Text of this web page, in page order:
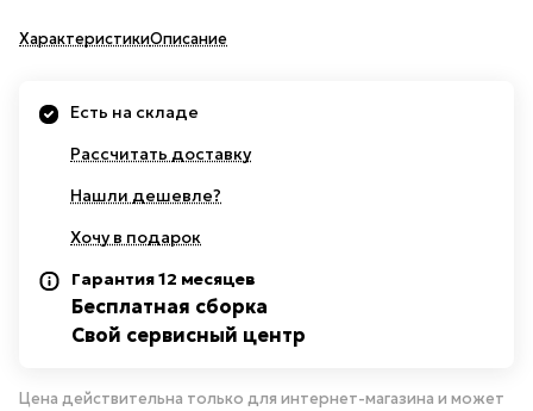
ХарактеристикиОписание
Есть на складе
Рассчитать доставку
Нашли дешевле?
Хочу в подарок
Гарантия 12 месяцев
Бесплатная сборка
Свой сервисный центр
Цена действительна только для интернет-магазина и может